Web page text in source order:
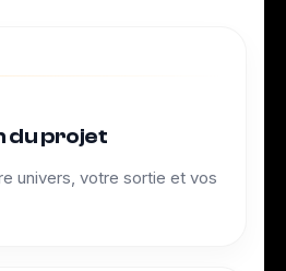
du projet
univers, votre sortie et vos